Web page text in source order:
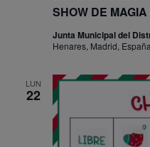
SHOW DE
Junta Municipal del
Henares, Madrid, España
LUN
22